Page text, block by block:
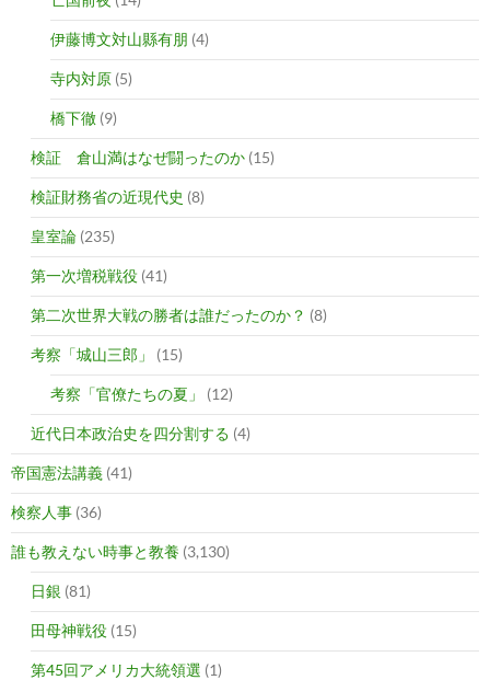
伊藤博文対山縣有朋 (4)
寺内対原 (5)
橋下徹 (9)
検証 倉山満はなぜ闘ったのか (15)
検証財務省の近現代史 (8)
皇室論 (235)
第一次増税戦役 (41)
第二次世界大戦の勝者は誰だったのか？ (8)
考察「城山三郎」 (15)
考察「官僚たちの夏」 (12)
近代日本政治史を四分割する (4)
帝国憲法講義 (41)
検察人事 (36)
誰も教えない時事と教養 (3,130)
日銀 (81)
田母神戦役 (15)
第45回アメリカ大統領選 (1)